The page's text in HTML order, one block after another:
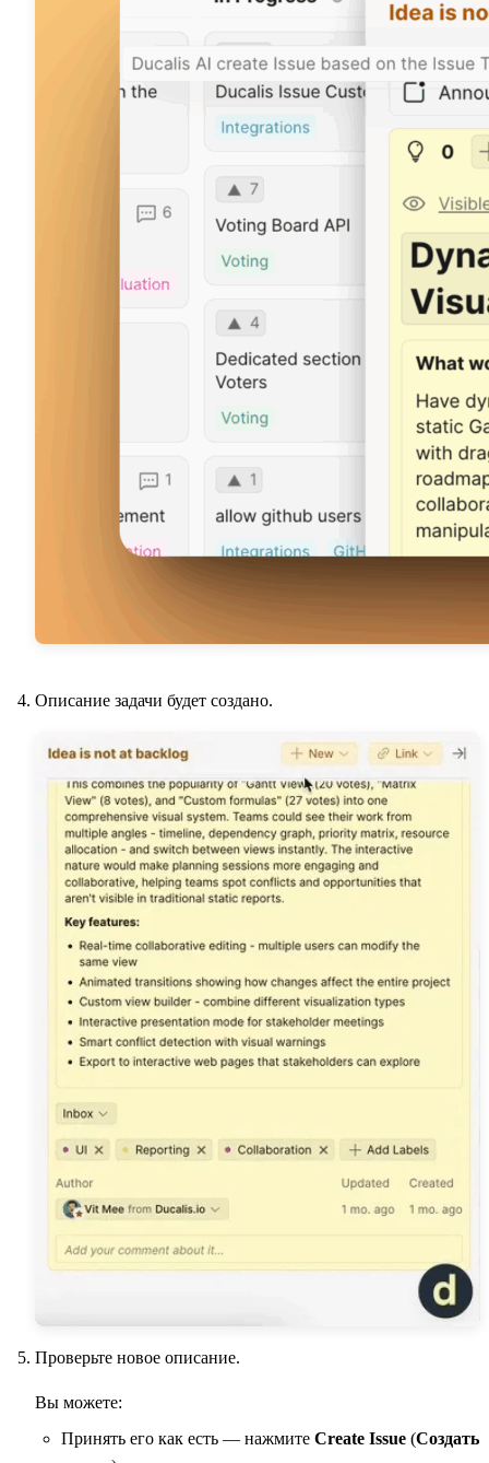
Описание задачи будет создано.
Проверьте новое описание.
Вы можете:
Принять его как есть — нажмите Create Issue (Создать